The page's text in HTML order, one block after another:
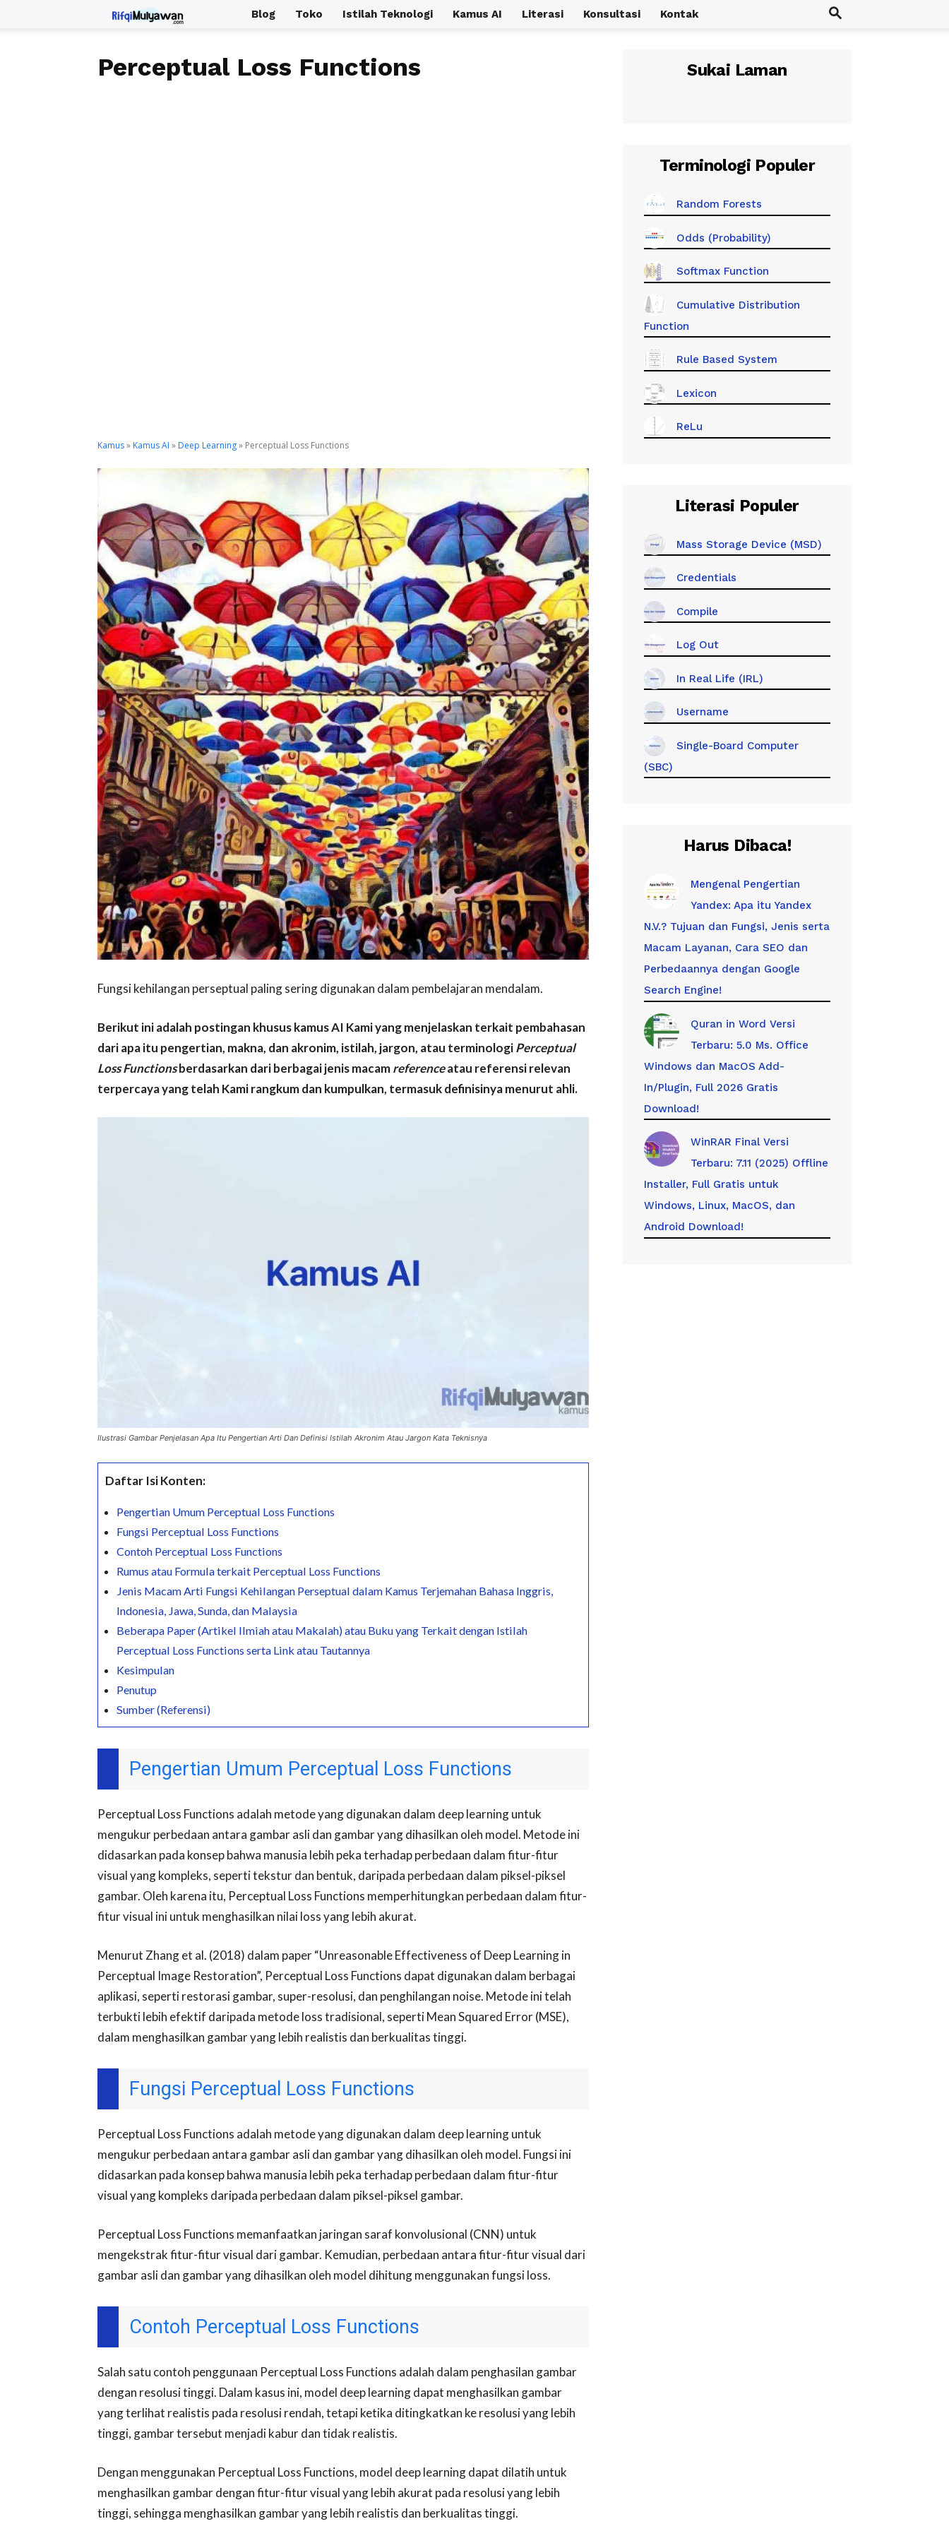
Rifqi
Blog Toko Istilah Teknologi Kamus AI Literasi Konsultasi Kontak
Perceptual Loss Functions
Kamus» Kamus AI » Deep Learning» Perceptual Loss Functions
Fungsi kehilangan perseptual paling sering digunakan dalam pembelajaran mendalam.
Berikut ini adalah postingan khusus kamus AI Kami yang menjelaskan terkait pembahasan
dari apa itu pengertian, makna, dan akronim, istilah, jargon, atau terminologiPerceptual
Loss Functionsberdasarkan dari berbagai jenis macamreferenceatau referensi relevan
terpercaya yang telah Kami rangkum dan kumpulkan, termasuk definisinya menurut ahli.
Ilustrasi Gambar Penjelasan Apa Itu Pengertian Arti Dan Definisi Istilah Akronim Atau Jargon Kata Teknisnya
Daftar Isi Konten:
Pengertian Umum Perceptual Loss Functions
Fungsi Perceptual Loss Functions
Contoh Perceptual Loss Functions
Rumus atau Formula terkait Perceptual Loss Functions
Jenis Macam Arti Fungsi Kehilangan Perseptual dalam Kamus Terjemahan Bahasa Inggris,
Indonesia, Jawa, Sunda, dan Malaysia
Beberapa Paper (Artikel Ilmiah atau Makalah) atau Buku yang Terkait dengan Istilah
Perceptual Loss Functions serta Link atau Tautannya
Kesimpulan
Penutup
Sumber (Referensi)
Pengertian Umum Perceptual Loss Functions
Perceptual Loss Functions adalah metode yang digunakan dalam deep learning untuk
mengukur perbedaan antara gambar asli dan gambar yang dihasilkan oleh model. Metode ini
didasarkan pada konsep bahwa manusia lebih peka terhadap perbedaan dalam fitur-fitur
visual yang kompleks, seperti tekstur dan bentuk, daripada perbedaan dalam piksel-piksel
gambar. Oleh karena itu, Perceptual Loss Functions memperhitungkan perbedaan dalam fitur-
fitur visual ini untuk menghasilkan nilai loss yang lebih akurat.
Menurut Zhang et al. (2018) dalam paper “Unreasonable Effectiveness of Deep Learning in
Perceptual Image Restoration”, Perceptual Loss Functions dapat digunakan dalam berbagai
aplikasi, seperti restorasi gambar, super-resolusi, dan penghilangan noise. Metode ini telah
terbukti lebih efektif daripada metode loss tradisional, seperti Mean Squared Error (MSE),
dalam menghasilkan gambar yang lebih realistis dan berkualitas tinggi.
Fungsi Perceptual Loss Functions
Perceptual Loss Functions adalah metode yang digunakan dalam deep learning untuk
mengukur perbedaan antara gambar asli dan gambar yang dihasilkan oleh model. Fungsi ini
didasarkan pada konsep bahwa manusia lebih peka terhadap perbedaan dalam fitur-fitur
visual yang kompleks daripada perbedaan dalam piksel-piksel gambar.
Perceptual Loss Functions memanfaatkan jaringan saraf konvolusional (CNN) untuk
mengekstrak fitur-fitur visual dari gambar. Kemudian, perbedaan antara fitur-fitur visual dari
gambar asli dan gambar yang dihasilkan oleh model dihitung menggunakan fungsi loss.
Contoh Perceptual Loss Functions
Salah satu contoh penggunaan Perceptual Loss Functions adalah dalam penghasilan gambar
dengan resolusi tinggi. Dalam kasus ini, model deep learning dapat menghasilkan gambar
yang terlihat realistis pada resolusi rendah, tetapi ketika ditingkatkan ke resolusi yang lebih
tinggi, gambar tersebut menjadi kabur dan tidak realistis.
Dengan menggunakan Perceptual Loss Functions, model deep learning dapat dilatih untuk
menghasilkan gambar dengan fitur-fitur visual yang lebih akurat pada resolusi yang lebih
tinggi, sehingga menghasilkan gambar yang lebih realistis dan berkualitas tinggi.
Sukai Laman
Terminologi Populer
Random Forests
Odds (Probability)
Softmax Function
Cumulative Distribution
Function
Rule Based System
Lexicon
ReLu
Literasi Populer
Mass Storage Device (MSD)
Credentials
Compile
Log Out
In Real Life (IRL)
Username
Single-Board Computer
(SBC)
Harus Dibaca!
Mengenal Pengertian
Yandex: Apa itu Yandex
N.V.? Tujuan dan Fungsi, Jenis serta
Macam Layanan, Cara SEO dan
Perbedaannya dengan Google
Search Engine!
Quran in Word Versi
Terbaru: 5.0 Ms. Office
Windows dan MacOS Add-
In/Plugin, Full 2026 Gratis
Download!
WinRAR Final Versi
Terbaru: 7.11 (2025) Offline
Installer, Full Gratis untuk
Windows, Linux, MacOS, dan
Android Download!